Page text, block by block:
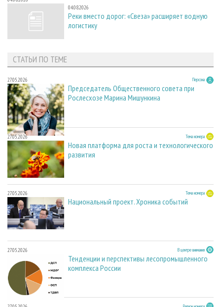
04.08.2026
Реки вместо дорог: «Свеза» расширяет водную
логистику
СТАТЬИ ПО ТЕМЕ
27.05.2026 Персона
Председатель Общественного совета при
Рослесхозе Марина Мишункина
27.05.2026 Тема номера
Новая платформа для роста и технологического
развития
27.05.2026 Тема номера
Национальный проект. Хроника событий
27.05.2026 В центре внимания
Тенденции и перспективы лесопромышленного
комплекса России